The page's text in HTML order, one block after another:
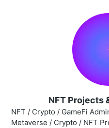
NFT Projects
NFT / Crypto / GameFi
Metaverse / Crypto / NFT